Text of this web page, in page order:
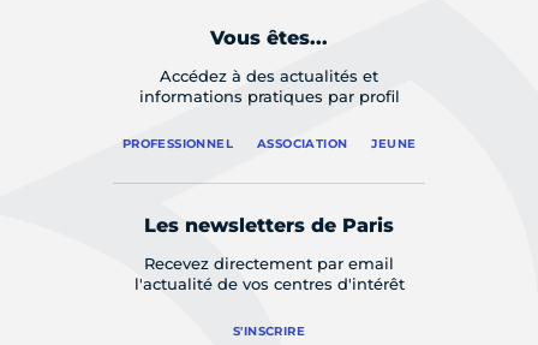
Vous êtes...
Accédez à des actualités et
informations pratiques par profil
PROFESSIONNEL ASSOCIATION JEUNE
Les newsletters de Paris
Recevez directement par email
l'actualité de vos centres d'intérêt
S'INSCRIRE